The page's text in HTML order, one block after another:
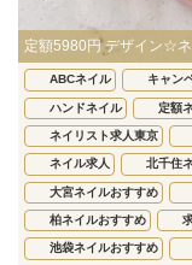
定額5980円 デザイン☆
ABCネイル キャン
ハンドネイル 定額
ネイリスト求人東京
ネイル求人 北千住
大宮ネイルおすすめ
柏ネイルおすすめ
池袋ネイルおすすめ